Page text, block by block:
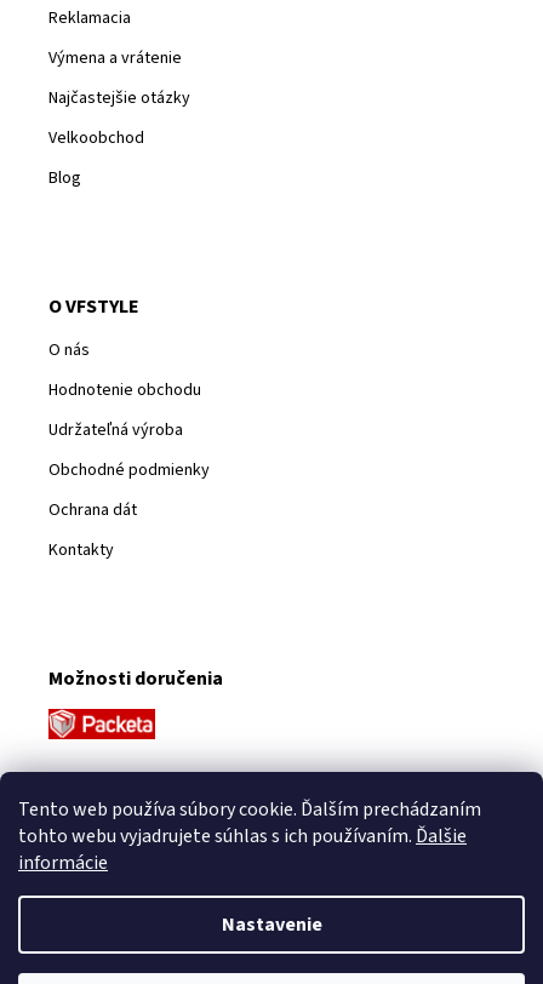
Tento web používa súbory cookie. Ďalším prechádzaním
tohto webu vyjadrujete súhlas s ich používaním. Ďalšie
informácie
Nastavenie
Reklamacia
Výmena a vrátenie
Najčastejšie otázky
Velkoobchod
Blog
O VFSTYLE
O nás
Hodnotenie obchodu
Udržateľná výroba
Obchodné podmienky
Ochrana dát
Kontakty
Možnosti doručenia